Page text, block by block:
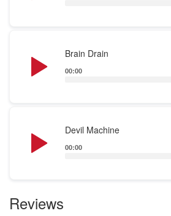
Brain Drain
Player
00:00
Devil Machine
Player
00:00
Reviews